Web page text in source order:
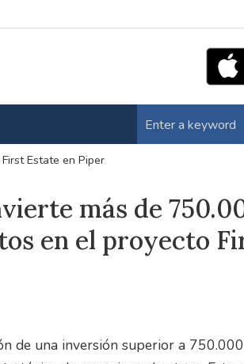
Estate en Piper
más de
en el proyecto
de una inversión superior a